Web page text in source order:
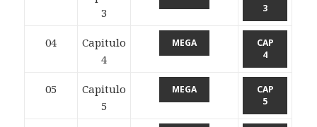
3
3
04
Capitulo
4
MEGA
CAP
4
05
Capitulo
5
MEGA
CAP
5